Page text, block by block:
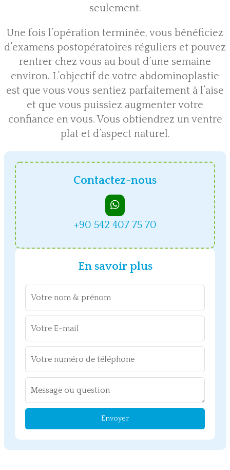
seulement.
Une fois l’opération terminée, vous bénéficiez
d’examens postopératoires réguliers et pouvez
rentrer chez vous au bout d’une semaine
environ. L’objectif de votre abdominoplastie
est que vous vous sentiez parfaitement à l’aise
et que vous puissiez augmenter votre
confiance en vous. Vous obtiendrez un ventre
plat et d’aspect naturel.
Contactez-nous
+90 542 407 75 70
En savoir plus
Envoyer